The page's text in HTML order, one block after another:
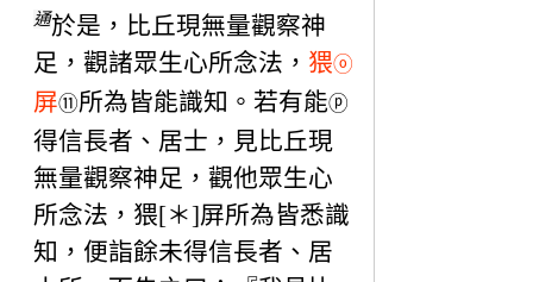
通於是，比丘現無量觀察神
足，觀諸眾生心所念法， 猥ⓞ
屏⑪所為皆能識知。若有能ⓟ
得信長者、居士，見比丘現
無量觀察神足，觀他眾生心
所念法，猥[＊]屏所為皆悉識
知，便詣餘未得信長者、居